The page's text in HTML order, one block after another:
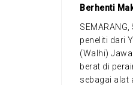
Berhenti
peneliti dari
(Walhi)
berat di
sebagai alat